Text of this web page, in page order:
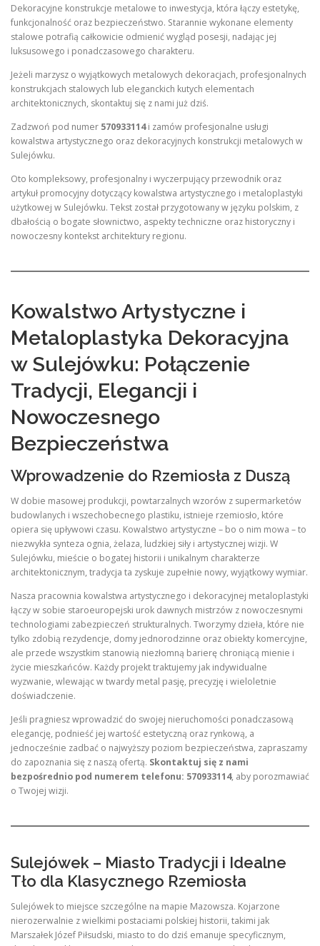
Dekoracyjne konstrukcje metalowe to inwestycja, która łączy estetykę,
funkcjonalność oraz bezpieczeństwo. Starannie wykonane elementy
stalowe potrafią całkowicie odmienić wygląd posesji, nadając jej
luksusowego i ponadczasowego charakteru.
Jeżeli marzysz o wyjątkowych metalowych dekoracjach, profesjonalnych
konstrukcjach stalowych lub eleganckich kutych elementach
architektonicznych, skontaktuj się z nami już dziś.
Zadzwoń pod numer 570933114i zamów profesjonalne usługi
kowalstwa artystycznego oraz dekoracyjnych konstrukcji metalowych w
Sulejówku.
Oto kompleksowy, profesjonalny i wyczerpujący przewodnik oraz
artykuł promocyjny dotyczący kowalstwa artystycznego i metaloplastyki
użytkowej w Sulejówku. Tekst został przygotowany w języku polskim, z
dbałością o bogate słownictwo, aspekty techniczne oraz historyczny i
nowoczesny kontekst architektury regionu.
Kowalstwo Artystyczne i
Metaloplastyka Dekoracyjna
w Sulejówku: Połączenie
Tradycji, Elegancji i
Nowoczesnego
Bezpieczeństwa
Wprowadzenie do Rzemiosła z Duszą
W dobie masowej produkcji, powtarzalnych wzorów z supermarketów
budowlanych i wszechobecnego plastiku, istnieje rzemiosło, które
opiera się upływowi czasu. Kowalstwo artystyczne – bo o nim mowa – to
niezwykła synteza ognia, żelaza, ludzkiej siły i artystycznej wizji. W
Sulejówku, mieście o bogatej historii i unikalnym charakterze
architektonicznym, tradycja ta zyskuje zupełnie nowy, wyjątkowy wymiar.
Nasza pracownia kowalstwa artystycznego i dekoracyjnej metaloplastyki
łączy w sobie staroeuropejski urok dawnych mistrzów z nowoczesnymi
technologiami zabezpieczeń strukturalnych. Tworzymy dzieła, które nie
tylko zdobią rezydencje, domy jednorodzinne oraz obiekty komercyjne,
ale przede wszystkim stanowią niezłomną barierę chroniącą mienie i
życie mieszkańców. Każdy projekt traktujemy jak indywidualne
wyzwanie, wlewając w twardy metal pasję, precyzję i wieloletnie
doświadczenie.
Jeśli pragniesz wprowadzić do swojej nieruchomości ponadczasową
elegancję, podnieść jej wartość estetyczną oraz rynkową, a
jednocześnie zadbać o najwyższy poziom bezpieczeństwa, zapraszamy
do zapoznania się z naszą ofertą. Skontaktuj się z nami
bezpośrednio pod numerem telefonu: 570933114, aby porozmawiać
o Twojej wizji.
Sulejówek – Miasto Tradycji i Idealne
Tło dla Klasycznego Rzemiosła
Sulejówek to miejsce szczególne na mapie Mazowsza. Kojarzone
nierozerwalnie z wielkimi postaciami polskiej historii, takimi jak
Marszałek Józef Piłsudski, miasto to do dziś emanuje specyficznym,